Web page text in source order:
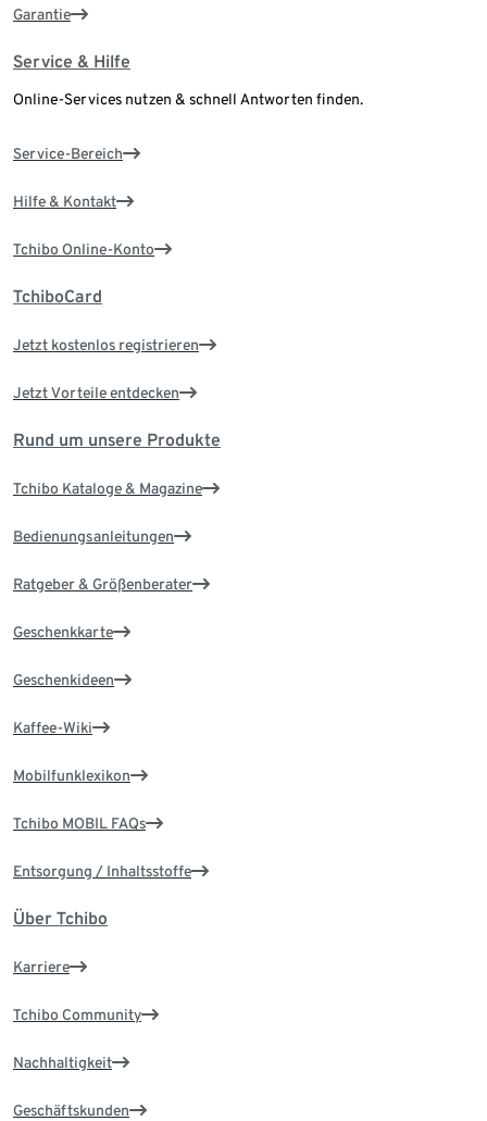
Garantie
Service & Hilfe
Online-Services nutzen & schnell Antworten finden.
Service-Bereich
Hilfe & Kontakt
Tchibo Online-Konto
TchiboCard
Jetzt kostenlos registrieren
Jetzt Vorteile entdecken
Rund um unsere Produkte
Tchibo Kataloge & Magazine
Bedienungsanleitungen
Ratgeber & Größenberater
Geschenkkarte
Geschenkideen
Kaffee-Wiki
Mobilfunklexikon
Tchibo MOBIL FAQs
Entsorgung / Inhaltsstoffe
Über Tchibo
Karriere
Tchibo Community
Nachhaltigkeit
Geschäftskunden